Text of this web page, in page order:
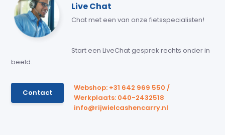
Live Chat
Chat met een van onze fietsspecialisten!
Start een LiveChat gesprek rechts onder in
beeld.
Contact
Webshop: +31 642 969 550 /
Werkplaats: 040-2432518
info@rijwielcashencarry.nl